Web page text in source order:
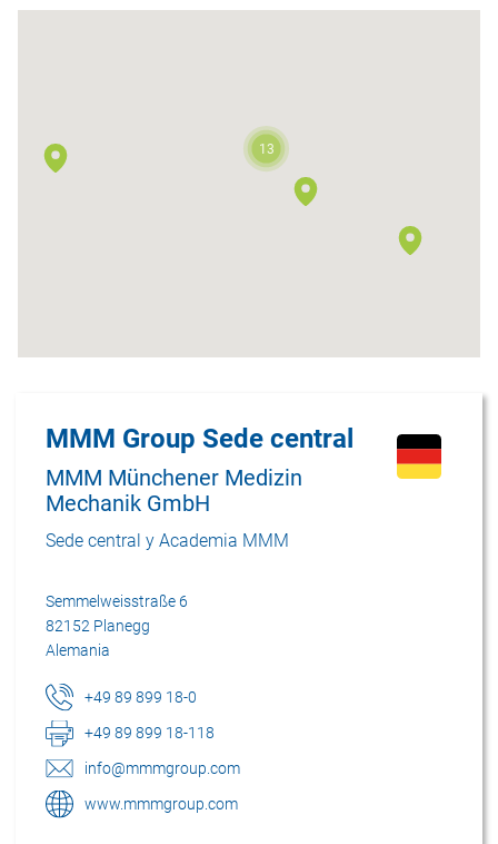
13
MMM Group Sede central
MMM Münchener Medizin
Mechanik GmbH
Sede central y Academia MMM
Semmelweisstraße 6
82152 Planegg
Alemania
+49 89 899 18-0
+49 89 899 18-118
info@mmmgroup.com
www.mmmgroup.com